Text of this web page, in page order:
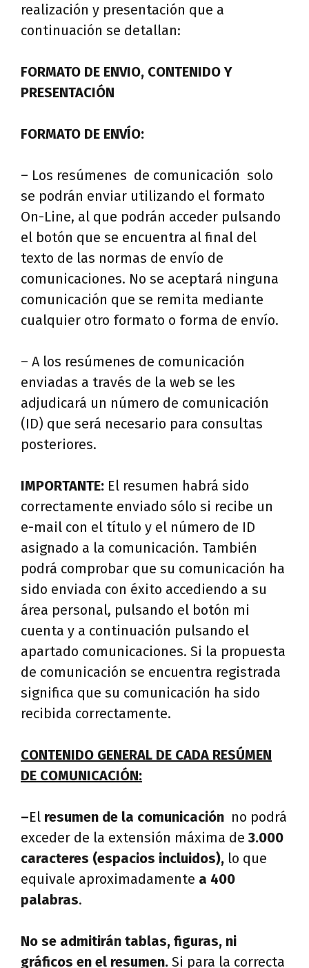
realización y presentación que a
continuación se detallan:
FORMATO DE ENVIO, CONTENIDO Y
PRESENTACIÓN
FORMATO DE ENVÍO:
– Los resúmenes de comunicación solo
se podrán enviar utilizando el formato
On-Line, al que podrán acceder pulsando
el botón que se encuentra al final del
texto de las normas de envío de
comunicaciones. No se aceptará ninguna
comunicación que se remita mediante
cualquier otro formato o forma de envío.
– A los resúmenes de comunicación
enviadas a través de la web se les
adjudicará un número de comunicación
(ID) que será necesario para consultas
posteriores.
IMPORTANTE: El resumen habrá sido
correctamente enviado sólo si recibe un
e-mail con el título y el número de ID
asignado a la comunicación. También
podrá comprobar que su comunicación ha
sido enviada con éxito accediendo a su
área personal, pulsando el botón mi
cuenta y a continuación pulsando el
apartado comunicaciones. Si la propuesta
de comunicación se encuentra registrada
significa que su comunicación ha sido
recibida correctamente.
CONTENIDO GENERAL DE CADA RESÚMEN
DE COMUNICACIÓN:
–El resumen de la comunicación no podrá
exceder de la extensión máxima de 3.000
caracteres (espacios incluidos), lo que
equivale aproximadamente a 400
palabras.
No se admitirán tablas, figuras, ni
gráficos en el resumen. Si para la correcta